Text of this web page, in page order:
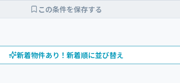
この条件を保存する
新着物件あり！新着順に並び替え